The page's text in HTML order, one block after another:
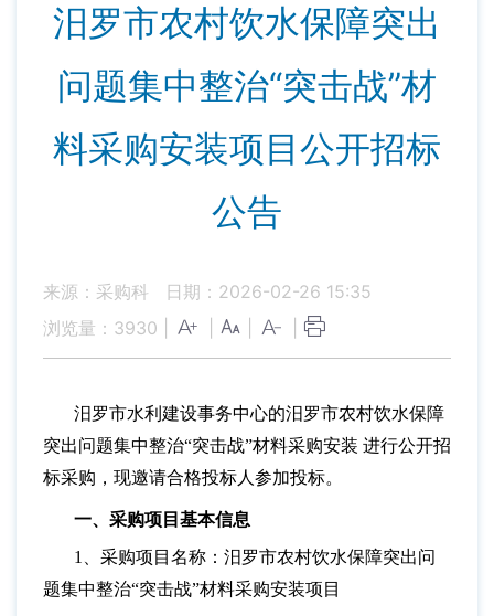
汨罗市农村饮水保障突出
问题集中整治“突击战”材
料采购安装项目公开招标
公告
来源：采购科
日期：2026-02-26 15:35
浏览量： 3930
汨罗市水利建设事务中心的汨罗市农村饮水保障
突出问题集中整治“突击战”材料采购安装 进行公开招
标采购，现邀请合格投标人参加投标。
一、采购项目基本信息
1、采购项目名称：汨罗市农村饮水保障突出问
题集中整治“突击战”材料采购安装项目